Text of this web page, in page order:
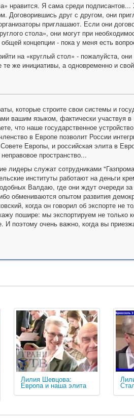
нравится. Я сама среди
Договорившись друг с другом, они
приглашают. Если они
стола», они могут при
общей концепции - пока у меня есть
на «круглый стол» - пожалуйста,
же инициативы, а одновременно и
которые строите свои системы и
вашим языком, фактически участвуя в
что наше государственное
в Европе позволит России
Европы, и российская элита в
пространство...
лидеры служат сотрудниками
институты работают на деньги
Валдаю, где они ждут очереди
обмениваются опытом развития
когда он говорил об экспорте не
пошире: мы экспортируем не
поэтому очень важно, когда вы
Лилия Шевцова:
Европа и наша элита